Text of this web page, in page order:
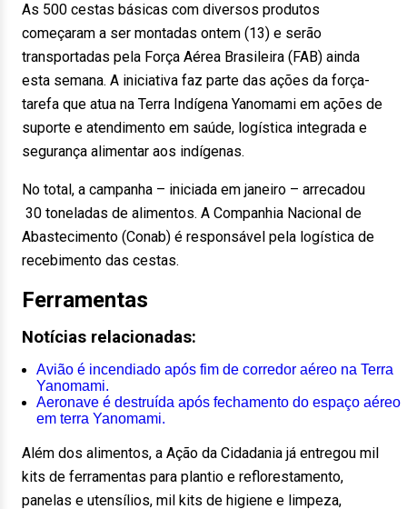
As 500 cestas básicas com diversos produtos
começaram a ser montadas ontem (13) e serão
transportadas pela Força Aérea Brasileira (FAB) ainda
esta semana. A iniciativa faz parte das ações da força-
tarefa que atua na Terra Indígena Yanomami em ações de
suporte e atendimento em saúde, logística integrada e
segurança alimentar aos indígenas.
No total, a campanha – iniciada em janeiro – arrecadou
30 toneladas de alimentos. A Companhia Nacional de
Abastecimento (Conab) é responsável pela logística de
recebimento das cestas.
Ferramentas
Notícias relacionadas:
Avião é incendiado após fim de corredor aéreo na Terra
Yanomami.
Aeronave é destruída após fechamento do espaço aéreo
em terra Yanomami.
Além dos alimentos, a Ação da Cidadania já entregou mil
kits de ferramentas para plantio e reflorestamento,
panelas e utensílios, mil kits de higiene e limpeza,